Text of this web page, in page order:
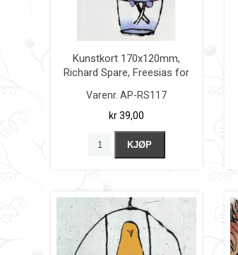
Kunstkort 170x120mm,
Richard Spare, Freesias for
Varenr. AP-RS117
kr 39,00
KJØP